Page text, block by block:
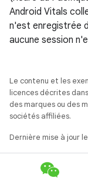
Android Vitals
n'est enregistrée
aucune session
Le contenu et les
licences décrites
des marques ou des
sociétés affiliées.
Dernière mise à jour